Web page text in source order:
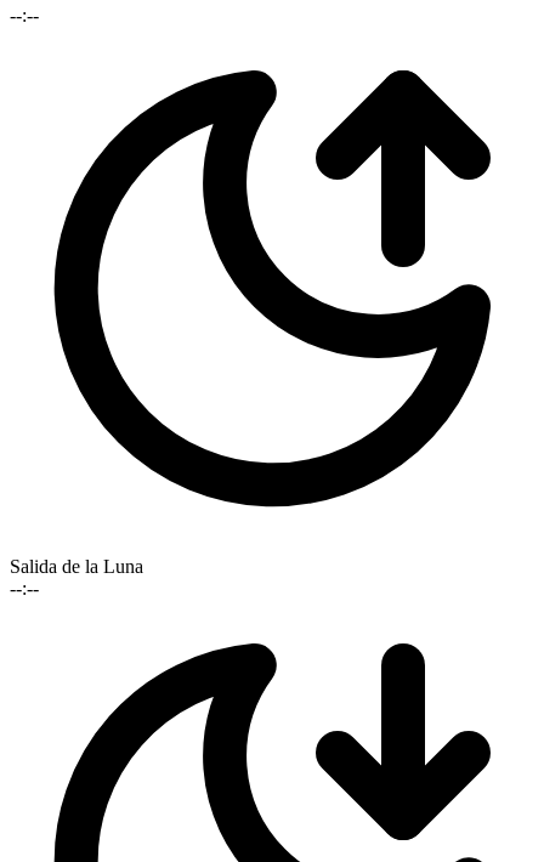
--:--
Salida de la Luna
--:--